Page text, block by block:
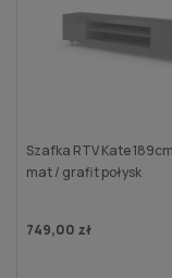
Szafka RTV Kate
mat / grafit połysk
749,00 zł